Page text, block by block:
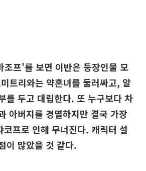
프'를 보면 이반은 등장인물 모
트리와는 약혼녀를 둘러싸고, 알
를 두고 대립한다. 또 누구보다 차
아버지를 경멸하지만 결국 가장
코프로 인해 무너진다. 캐릭터 설
이 많았을 것 같다.